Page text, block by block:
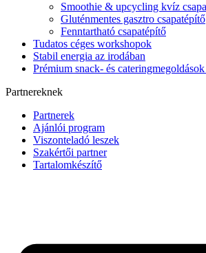
Smoothie & upcycling kvíz
Gluténmentes gasztro csapatépítő
Fenntartható csapatépítő
Tudatos céges workshopok
Stabil energia az irodában
Prémium snack- és
Partnereknek
Partnerek
Ajánlói program
Viszonteladó leszek
Szakértői partner
Tartalomkészítő